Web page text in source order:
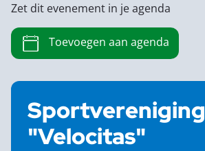
Sportvereniging
"Velocitas"
Zet dit evenement in je agenda
Toevoegen aan agenda